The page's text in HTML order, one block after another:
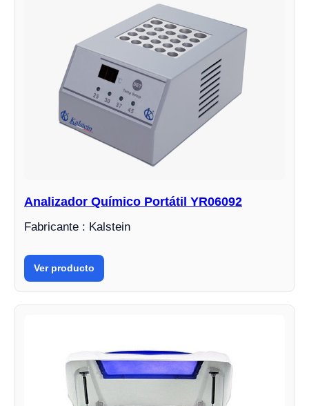
Analizador Químico Portátil YR06092
Fabricante : Kalstein
Ver producto